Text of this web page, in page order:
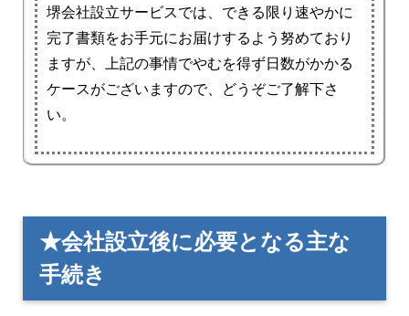
堺会社設立サービスでは、できる限り速やかに
完了書類をお手元にお届けするよう努めており
ますが、上記の事情でやむを得ず日数がかかる
ケースがございますので、どうぞご了解下さ
い。
★会社設立後に必要となる主な
手続き